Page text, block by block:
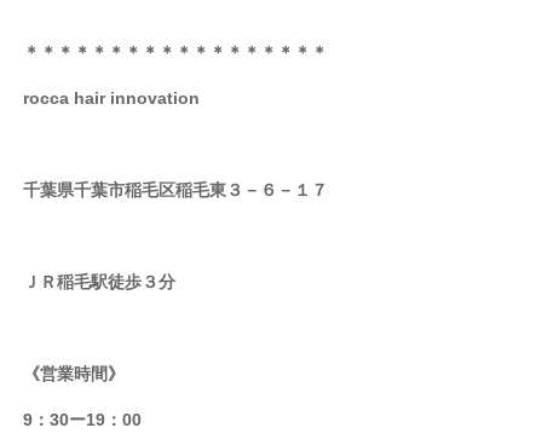
＊＊＊＊＊＊＊＊＊＊＊＊＊＊＊＊＊＊
rocca hair innovation
千葉県千葉市稲毛区稲毛東３－６－１７
ＪＲ稲毛駅徒歩３分
《営業時間》
9：30ー19：00